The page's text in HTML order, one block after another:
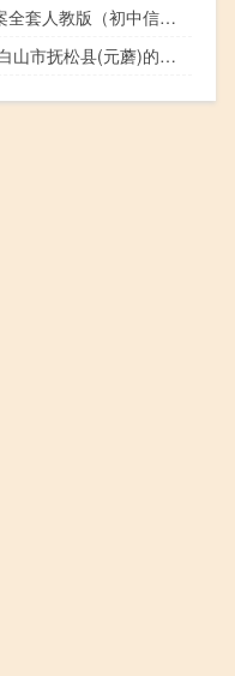
初中信息技术教案全套人教版（初中信息技术教案）
2023-11-14吉林白山市抚松县(元蘑)的报价是多少